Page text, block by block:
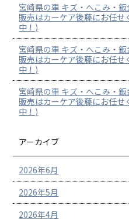
宮崎県の車 キズ・へこみ・
販売はカーケア後藤にお任
中！)
宮崎県の車 キズ・へこみ・
販売はカーケア後藤にお任
中！)
宮崎県の車 キズ・へこみ・
販売はカーケア後藤にお任
中！)
アーカイブ
2026年6月
2026年5月
2026年4月